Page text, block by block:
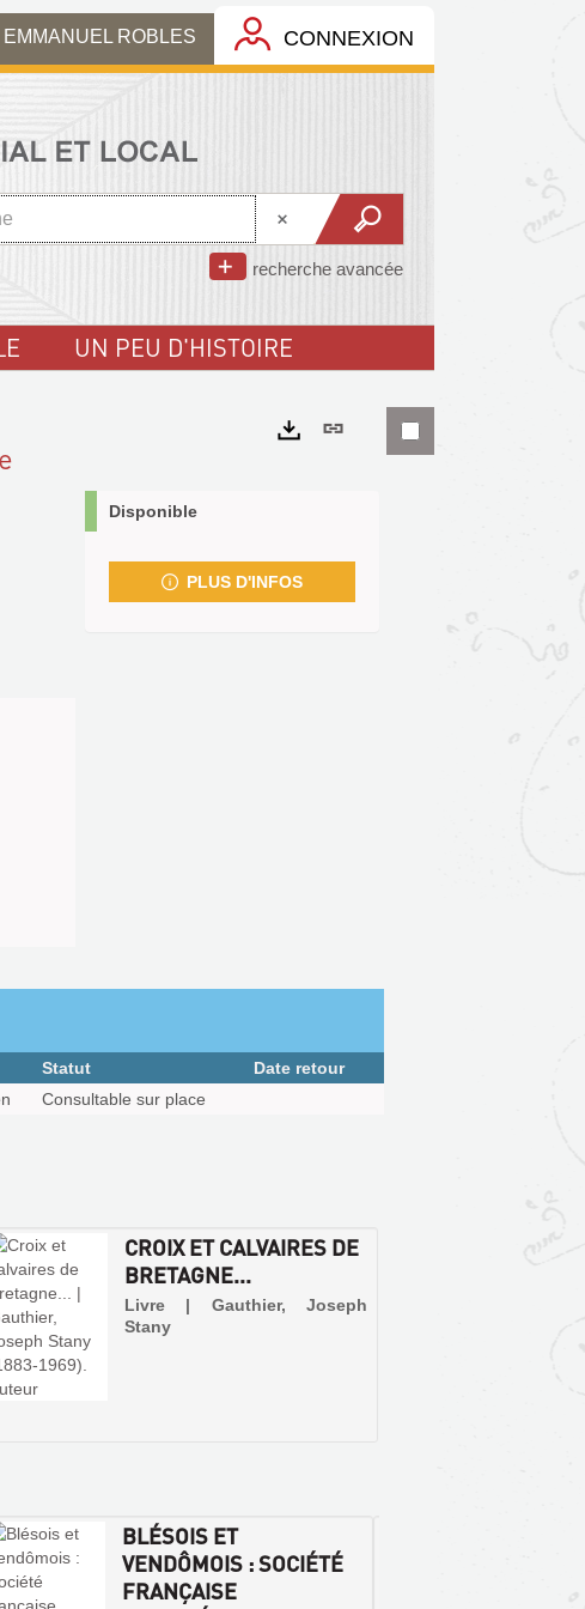
EMMANUEL ROBLES CONNEXION
recherche avancée
UN PEU D'HISTOIRE
Lien
Disponible
PLUS D'INFOS
Statut
Date retour
Consultable sur place
CROIX ET CALVAIRES DE
BRETAGNE...
Livre | Gauthier, Joseph
Stany
BLÉSOIS ET
VENDÔMOIS : SOCIÉTÉ
FRANÇAISE